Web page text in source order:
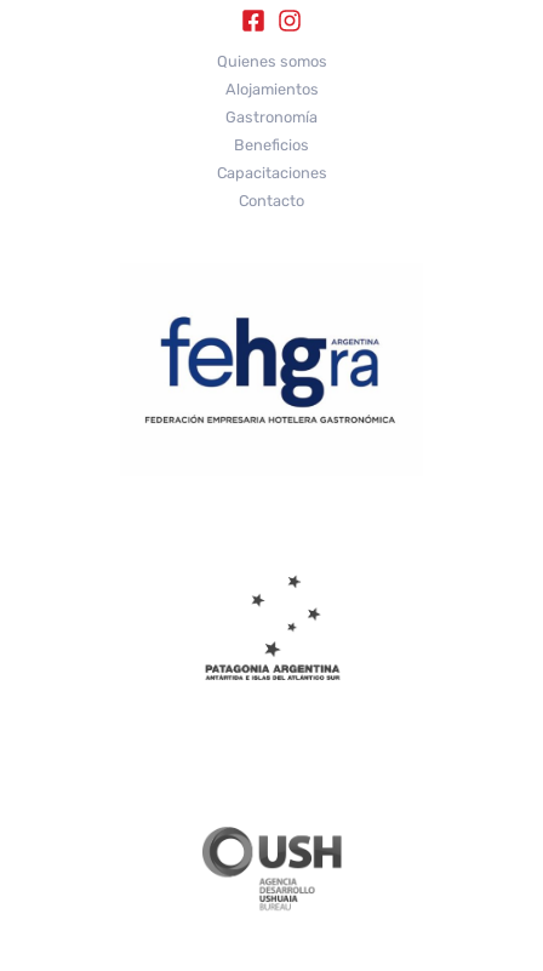
Quienes somos
Alojamientos
Gastronomía
Beneficios
Capacitaciones
Contacto